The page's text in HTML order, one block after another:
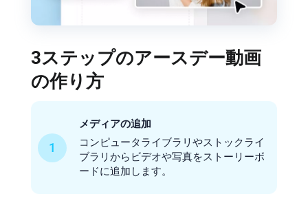
3ステップのアースデー動画
の作り方
1
メディアの追加
コンピュータライブラリやストックライ
ブラリからビデオや写真をストーリーボ
ードに追加します。